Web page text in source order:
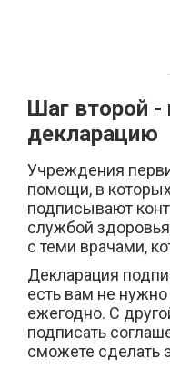
Шаг второй -
декларацию
Учреждения
помощи, в
подписывают
службой
с теми врачами,
Декларация
есть вам не
ежегодно. С
подписать
сможете сделать